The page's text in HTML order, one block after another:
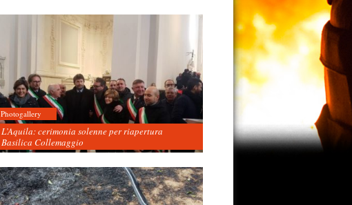
Photogallery
L’Aquila: cerimonia solenne per riapertura
Basilica Collemaggio